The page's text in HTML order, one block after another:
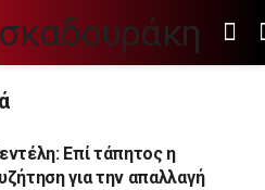
Επί τάπητος η
για την απαλλαγή